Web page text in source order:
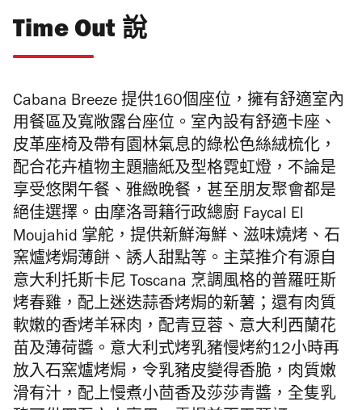
Time Out 說
Cabana Breeze 提供160個座位， 擁有舒適室內
用餐區及寬敞露台座位。室內設有舒適卡座、
皮革座椅及帶有園林氣息的綠松色絲絨梳化，
配合花卉植物主題牆紙及型格霓虹燈，不論是
享受悠閑午餐、 雅緻晚餐，甚至朋友聚會都是
絕佳選擇 。 由摩洛哥籍行政總廚 Faycal El
Moujahid 掌舵， 提供新鮮海鮮、滋味燒烤、石
窯爐烤焗薄餅、 誘人甜點等。 主菜推介有源自
意大利托斯卡尼 Toscana 烹調風格的普羅旺斯
烤春雞，配上迷迭蒜香烤焗的新薯；還有肉質
軟嫩的香烤羊冧肉， 配青豆蓉、意大利西蘭花
苗及薄荷醬。 意大利式烤乳豬慢烤約12小時再
放入石窯爐烤焗，令乳豬皮變得香脆， 肉質嫩
滑有汁，配上慢煮小茴香及莎莎青醬，全隻乳